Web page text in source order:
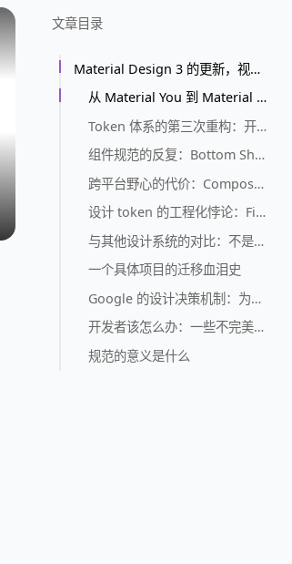
文章目录
Material Design 3 的更新，视觉规范又变了
从 Material You 到 Material Design 3：名字游戏玩够了没
Token 体系的第三次重构：开发者的时间不是时间
组件规范的反复：Bottom Sheet 的典型案例
跨平台野心的代价：Compose Multiplatform 的 Material3 困境
设计 token 的工程化悖论：Figma 和代码的鸿沟
与其他设计系统的对比：不是拉踩，是事实
一个具体项目的迁移血泪史
Google 的设计决策机制：为什么总是这样
开发者该怎么办：一些不完美的建议
规范的意义是什么